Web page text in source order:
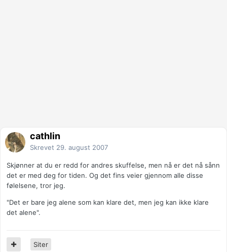
cathlin
Skrevet 29. august 2007
Skjønner at du er redd for andres skuffelse, men nå er det nå sånn
det er med deg for tiden. Og det fins veier gjennom alle disse
følelsene, tror jeg.
"Det er bare jeg alene som kan klare det, men jeg kan ikke klare
det alene".
Siter